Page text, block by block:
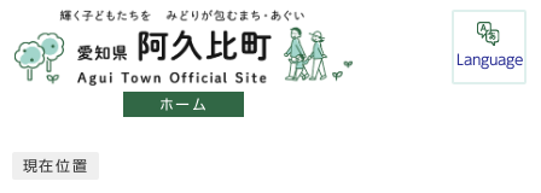
ホーム
Language
現在位置